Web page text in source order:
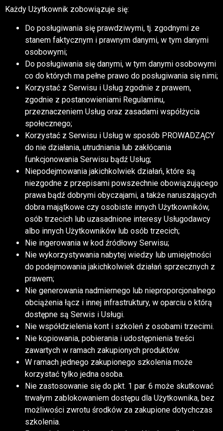
Każdy Użytkownik zobowiązuje się:
Do posługiwania się prawdziwymi, tj. zgodnymi ze
stanem faktycznym i prawnym danymi, w tym danymi
osobowymi;
Do posługiwania się danymi, w tym danymi osobowymi
co do których ma pełne prawo do posługiwania się nimi;
Korzystać z Serwisu i Usług zgodnie z prawem,
zgodnie z postanowieniami Regulaminu,
przeznaczeniem Usług oraz zasadami współżycia
społecznego;
Korzystać z Serwisu i Usług w sposób PROWADZĄCY
do nie działania, utrudniania lub zakłócania
funkcjonowania Serwisu bądź Usług;
Niepodejmowania jakichkolwiek działań, które są
niezgodne z przepisami powszechnie obowiązującego
prawa bądź dobrymi obyczajami, a także naruszających
dobra majątkowe czy osobiste innych Użytkowników,
osób trzecich lub uzasadnione interesy Usługodawcy
albo innych Użytkowników lub osób trzecich;
Nie ingerowania w kod źródłowy Serwisu;
Nie wykorzystywania nabytej wiedzy lub umiejętności
do podejmowania jakichkolwiek działań sprzecznych z
prawem;
Nie generowania nadmiernego lub nieproporcjonalnego
obciążenia łącz i innej infrastruktury, w oparciu o którą
dostępne są Serwis i Usługi.
Nie współdzielenia kont i szkoleń z osobami trzecimi.
Nie kopiowania, pobierania i udostępnienia treści
zawartych w ramach zakupionych produktów.
W ramach jednego zakupionego szkolenia może
korzystać tylko jedna osoba.
Nie zastosowanie się do pkt. 1 par. 6 może skutkować
trwałym zablokowaniem dostępu dla Użytkownika, bez
możliwości zwrotu środków za zakupione dotychczas
szkolenia.